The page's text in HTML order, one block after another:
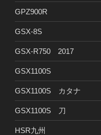
GPZ900R
GSX-8S
GSX-R750 2017
GSX1100S
GSX1100S カタナ
GSX1100S 刀
HSR九州